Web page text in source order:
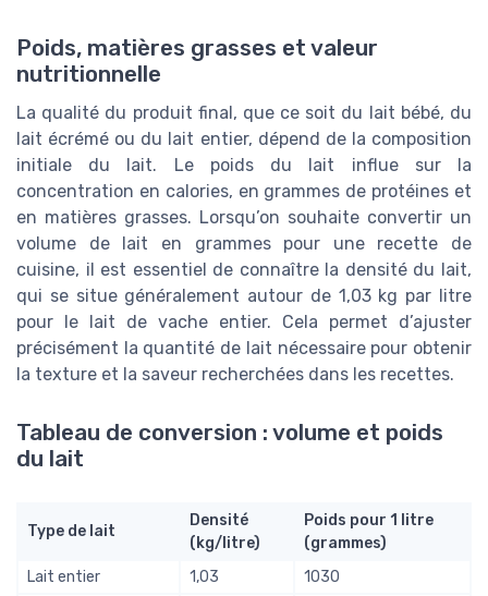
Poids, matières grasses et valeur
nutritionnelle
La qualité du produit final, que ce soit du lait bébé, du
lait écrémé ou du lait entier, dépend de la composition
initiale du lait. Le poids du lait influe sur la
concentration en calories, en grammes de protéines et
en matières grasses. Lorsqu’on souhaite convertir un
volume de lait en grammes pour une recette de
cuisine, il est essentiel de connaître la densité du lait,
qui se situe généralement autour de 1,03 kg par litre
pour le lait de vache entier. Cela permet d’ajuster
précisément la quantité de lait nécessaire pour obtenir
la texture et la saveur recherchées dans les recettes.
Tableau de conversion : volume et poids
du lait
Type de lait
Densité
(kg/litre)
Poids pour 1 litre
(grammes)
Lait entier
1,03
1030